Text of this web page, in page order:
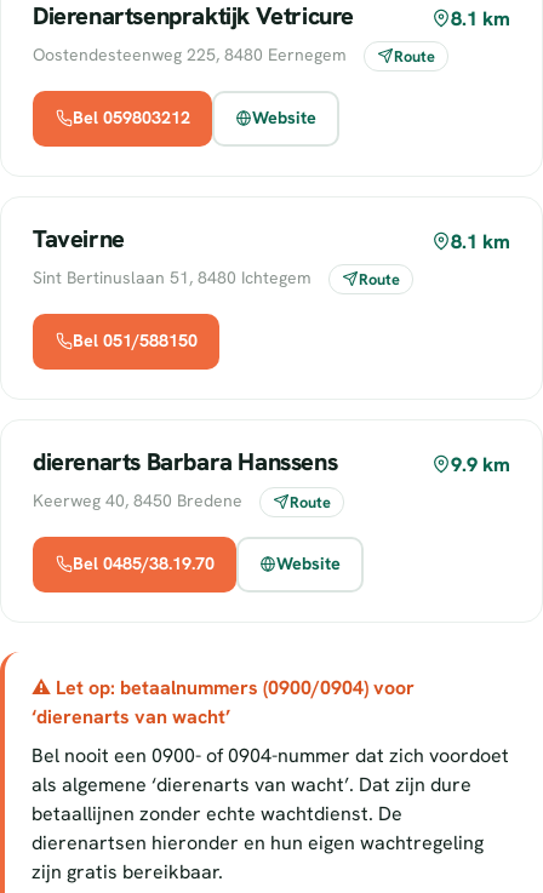
Dierenartsenpraktijk Vetricure 8.1 km
Oostendesteenweg 225, 8480 Eernegem Route
Bel 059803212 Website
Taveirne 8.1 km
Sint Bertinuslaan 51, 8480 Ichtegem Route
Bel 051/588150
dierenarts Barbara Hanssens 9.9 km
Keerweg 40, 8450 Bredene Route
Bel 0485/38.19.70 Website
⚠ Let op: betaalnummers (0900/0904) voor
‘dierenarts van wacht’
Bel nooit een 0900- of 0904-nummer dat zich voordoet
als algemene ‘dierenarts van wacht’. Dat zijn dure
betaallijnen zonder echte wachtdienst. De
dierenartsen hieronder en hun eigen wachtregeling
zijn gratis bereikbaar.